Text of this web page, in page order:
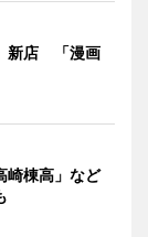
新店 「漫画
崎棟高」など